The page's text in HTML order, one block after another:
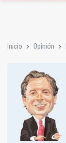
Inicio Opinión